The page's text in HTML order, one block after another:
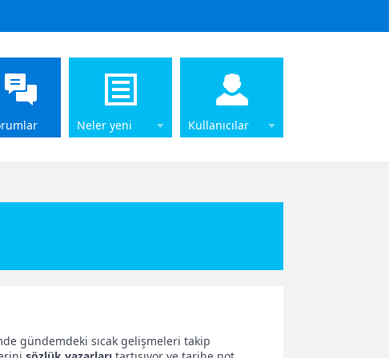
Neler yeni Kullanıcılar
gündemdeki sıcak gelişmeleri takip